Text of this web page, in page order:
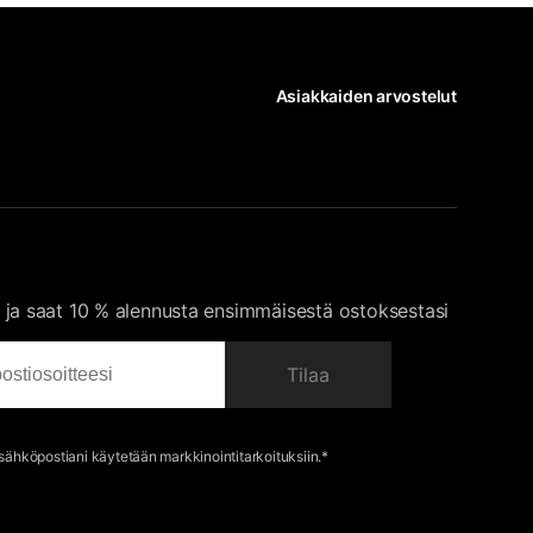
Asiakkaiden arvostelut
saat 10 % alennusta ensimmäisestä ostoksestasi
Tilaa
käytetään markkinointitarkoituksiin.*